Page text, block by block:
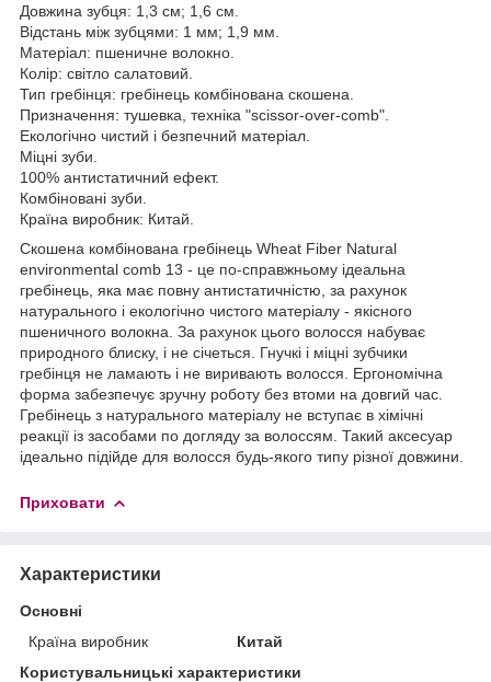
Довжина зубця: 1,3 см; 1,6 см.
Відстань між зубцями: 1 мм; 1,9 мм.
Матеріал: пшеничне волокно.
Колір: світло салатовий.
Тип гребінця: гребінець комбінована скошена.
Призначення: тушевка, техніка "scissor-over-comb".
Екологічно чистий і безпечний матеріал.
Міцні зуби.
100% антистатичний ефект.
Комбіновані зуби.
Країна виробник: Китай.
Скошена комбінована гребінець Wheat Fiber Natural
environmental comb 13 - це по-справжньому ідеальна
гребінець, яка має повну антистатичністю, за рахунок
натурального і екологічно чистого матеріалу - якісного
пшеничного волокна. За рахунок цього волосся набуває
природного блиску, і не січеться. Гнучкі і міцні зубчики
гребінця не ламають і не виривають волосся. Ергономічна
форма забезпечує зручну роботу без втоми на довгий час.
Гребінець з натурального матеріалу не вступає в хімічні
реакції із засобами по догляду за волоссям. Такий аксесуар
ідеально підійде для волосся будь-якого типу різної довжини.
Приховати
Характеристики
Основні
Країна виробник
Китай
Користувальницькі характеристики